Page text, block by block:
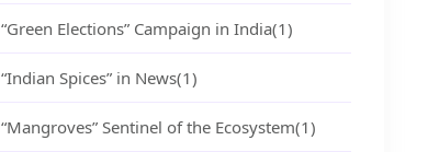
“Green Elections” Campaign in India(1)
“Indian Spices” in News(1)
“Mangroves” Sentinel of the Ecosystem(1)